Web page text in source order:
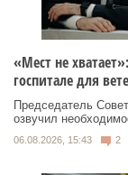
«Мест не
госпитале для
Председатель
озвучил
06.08.2026, 15:43 2